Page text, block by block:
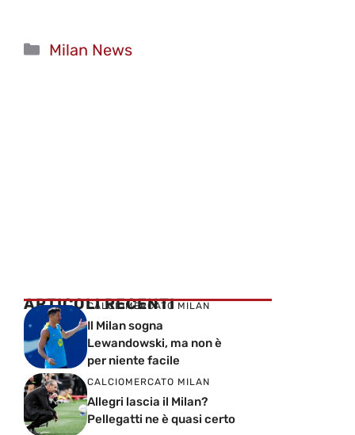
Categorie
Milan News
ARTICOLI RECENTI
CALCIOMERCATO MILAN
Il Milan sogna
Lewandowski, ma non è
per niente facile
CALCIOMERCATO MILAN
Allegri lascia il Milan?
Pellegatti ne è quasi certo